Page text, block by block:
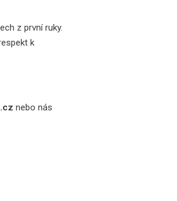
z první ruky.
k
nebo nás